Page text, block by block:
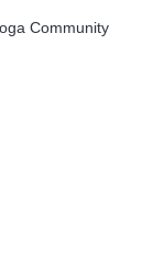
Community